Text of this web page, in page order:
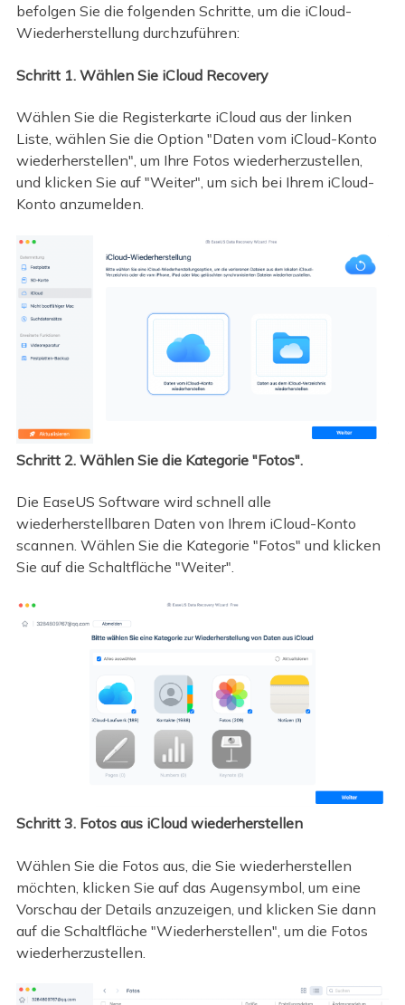
befolgen Sie die folgenden Schritte, um die iCloud-
Wiederherstellung durchzuführen:
Schritt 1. Wählen Sie iCloud Recovery
Wählen Sie die Registerkarte iCloud aus der linken
Liste, wählen Sie die Option "Daten vom iCloud-Konto
wiederherstellen", um Ihre Fotos wiederherzustellen,
und klicken Sie auf "Weiter", um sich bei Ihrem iCloud-
Konto anzumelden.
Schritt 2. Wählen Sie die Kategorie "Fotos".
Die EaseUS Software wird schnell alle
wiederherstellbaren Daten von Ihrem iCloud-Konto
scannen. Wählen Sie die Kategorie "Fotos" und klicken
Sie auf die Schaltfläche "Weiter".
Schritt 3. Fotos aus iCloud wiederherstellen
Wählen Sie die Fotos aus, die Sie wiederherstellen
möchten, klicken Sie auf das Augensymbol, um eine
Vorschau der Details anzuzeigen, und klicken Sie dann
auf die Schaltfläche "Wiederherstellen", um die Fotos
wiederherzustellen.